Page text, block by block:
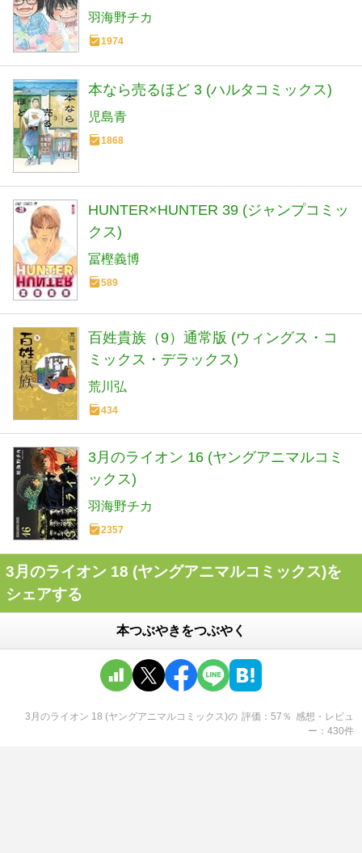
羽海野チカ
1974
本なら売るほど 3 (ハルタコミックス)
児島青
1868
HUNTER×HUNTER 39 (ジャンプコミッ
クス)
冨樫義博
589
百姓貴族（9）通常版 (ウィングス・コ
ミックス・デラックス)
荒川弘
434
3月のライオン 16 (ヤングアニマルコミ
ックス)
羽海野チカ
2357
3月のライオン 18 (ヤングアニマルコミックス)を
シェアする
本つぶやきをつぶやく
3月のライオン 18 (ヤングアニマルコミックス)の 評価 57 ％ 感想・レビュ
ー
430件